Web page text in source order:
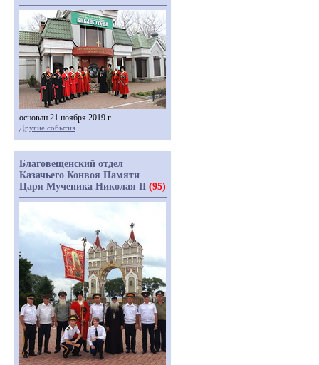
основан 21 ноября 2019 г.
Другие события
Благовещенский отдел
Казачьего Конвоя Памяти
Царя Мученика Николая II (95)